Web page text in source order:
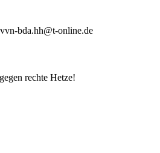
bda.hh@t-online.de
rechte Hetze!